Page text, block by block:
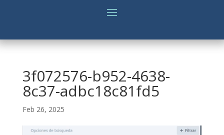
3f072576-b952-4638-
8c37-adbc18c81fd5
Feb 26, 2025